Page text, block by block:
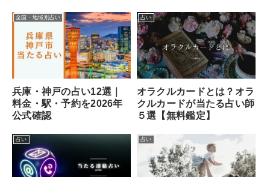
全国・地域別占い
兵庫・神戸の占い12選｜
料金・駅・予約を2026年
公式確認
占い
オラクルカードとは？オラ
クルカードが当たる占い師
５選【無料鑑定】
占い 占い